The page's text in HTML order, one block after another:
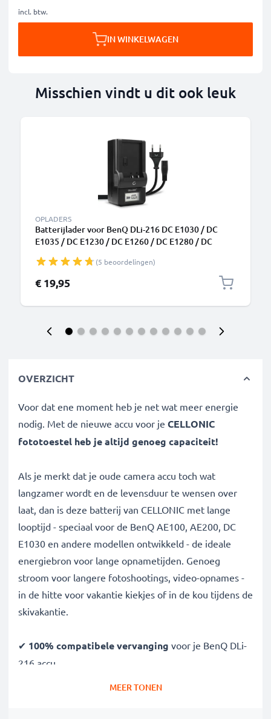
incl. btw.
IN WINKELWAGEN
Misschien vindt u dit ook leuk
OPLADERS
Batterijlader voor BenQ DLi-216 DC E1030 / DC
E1035 / DC E1230 / DC E1260 / DC E1280 / DC
(5 beoordelingen)
€ 19,95
OVERZICHT
Voor dat ene moment heb je net wat meer energie
nodig. Met de nieuwe accu voor je CELLONIC
fototoestel heb je altijd genoeg capaciteit!
Als je merkt dat je oude camera accu toch wat
langzamer wordt en de levensduur te wensen over
laat, dan is deze batterij van CELLONIC met lange
looptijd - speciaal voor de BenQ AE100, AE200, DC
E1030 en andere modellen ontwikkeld - de ideale
energiebron voor lange opnametijden. Genoeg
stroom voor langere fotoshootings, video-opnames -
in de hitte voor vakantie kiekjes of in de kou tijdens de
skivakantie.
✔ 100% compatibele vervanging voor je BenQ DLi-
216 accu
MEER TONEN